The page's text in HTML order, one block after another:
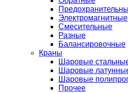
Электромагнитные
Смесительные
Разные
Балансировочные
Краны
Шаровые
Шаровые
Шаровые
Прочее